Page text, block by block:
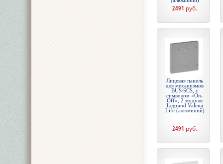
2491 руб.
Лицевая панель
для механизмов
BUS/SCS, с
символом «On-
Off», 2 модуля
Legrand Valena
Life (алюминий)
2491 руб.